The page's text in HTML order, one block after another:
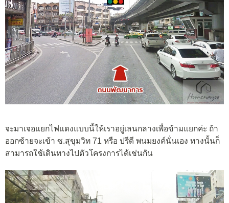
จะมาเจอแยกไฟแดงแบบนี้ให้เราอยู่เลนกลางเพื่อข้ามแยกค่ะ ถ้า
ออกซ้ายจะเข้า ซ.สุขุมวิท 71 หรือ ปรีดี พนมยงค์นั่นเอง ทางนั้นก็
สามารถใช้เดินทางไปตัวโครงการได้เช่นกัน